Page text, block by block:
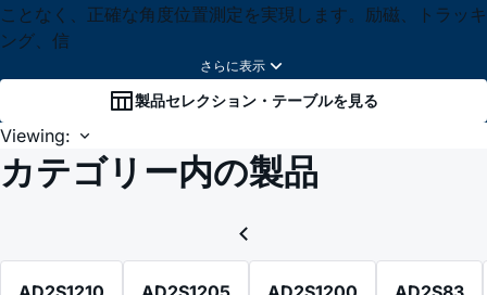
ことなく、正確な角度位置測定を実現します。励磁、トラッキ
ング、信
製品セレクション・テーブルを見る
Viewing:
カテゴリー内の製品